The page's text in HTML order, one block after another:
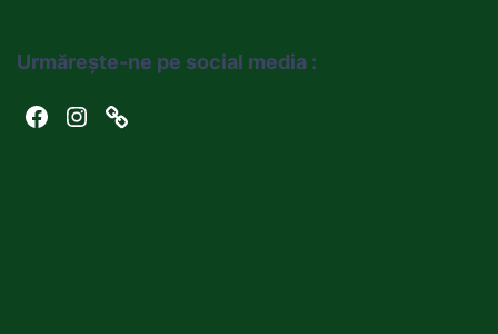
Urmărește-ne pe social media :
Facebook
Instagram
Link